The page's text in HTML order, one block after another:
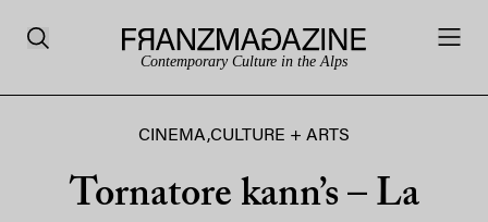
Contemporary Culture in the Alps
CINEMA,CULTURE + ARTS
Tornatore kann’s – La